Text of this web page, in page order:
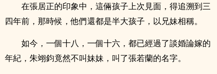
在張居正的印象中，這倆孩子上次見面，得追溯到三
四年前，那時候，他們還都是半大孩子，以­​‎兄‍‎­妹​‌相稱。
如今，一個十八，一個十六，都已經過了談婚論嫁的
年紀，朱翊鈞竟然不叫妹妹，叫了張若蘭的名字。